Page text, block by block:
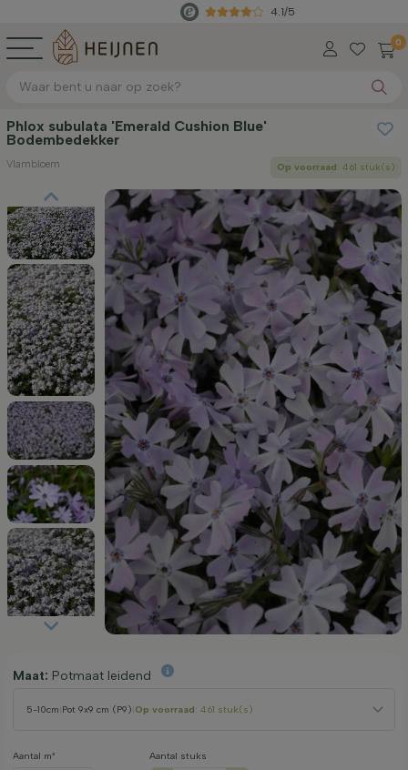
4.1/5
0
Phlox subulata 'Emerald Cushion Blue'
Bodembedekker
Vlambloem Op voorraad: 461 stuk(s)
Maat: Potmaat leidend
5-10cm Pot 9x9 cm (P9) Op voorraad: 461 stuk(s)
Aantal m² Aantal stuks